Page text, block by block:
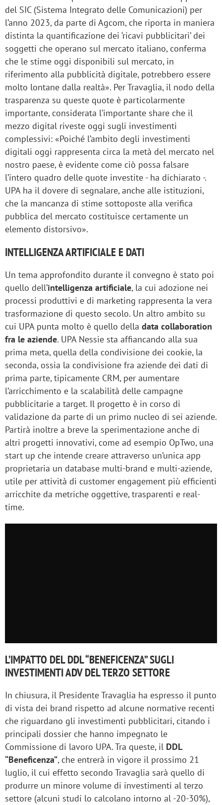
del SIC (Sistema Integrato delle Comunicazioni) per
l’anno 2023, da parte di Agcom, che riporta in maniera
distinta la quantificazione dei ‘ricavi pubblicitari’ dei
soggetti che operano sul mercato italiano, conferma
che le stime oggi disponibili sul mercato, in
riferimento alla pubblicità digitale, potrebbero essere
molto lontane dalla realtà». Per Travaglia, il nodo della
trasparenza su queste quote è particolarmente
importante, considerata l’importante share che il
mezzo digital riveste oggi sugli investimenti
complessivi: «Poiché l’ambito degli investimenti
digitali oggi rappresenta circa la metà del mercato nel
nostro paese, è evidente come ciò possa falsare
l’intero quadro delle quote investite - ha dichiarato -.
UPA ha il dovere di segnalare, anche alle istituzioni,
che la mancanza di stime sottoposte alla verifica
pubblica del mercato costituisce certamente un
elemento distorsivo».
INTELLIGENZA ARTIFICIALE E DATI
Un tema approfondito durante il convegno è stato poi
quello dell’intelligenza artificiale, la cui adozione nei
processi produttivi e di marketing rappresenta la vera
trasformazione di questo secolo. Un altro ambito su
cui UPA punta molto è quello della data collaboration
fra le aziende. UPA Nessie sta affiancando alla sua
prima meta, quella della condivisione dei cookie, la
seconda, ossia la condivisione fra aziende dei dati di
prima parte, tipicamente CRM, per aumentare
l’arricchimento e la scalabilità delle campagne
pubblicitarie a target. Il progetto è in corso di
validazione da parte di un primo nucleo di sei aziende.
Partirà inoltre a breve la sperimentazione anche di
altri progetti innovativi, come ad esempio OpTwo, una
start up che intende creare attraverso un’unica app
proprietaria un database multi-brand e multi-aziende,
utile per attività di customer engagement più efficienti
arricchite da metriche oggettive, trasparenti e real-
time.
L’IMPATTO DEL DDL “BENEFICENZA” SUGLI
INVESTIMENTI ADV DEL TERZO SETTORE
In chiusura, il Presidente Travaglia ha espresso il punto
di vista dei brand rispetto ad alcune normative recenti
che riguardano gli investimenti pubblicitari, citando i
principali dossier che hanno impegnato le
Commissione di lavoro UPA. Tra queste, il DDL
“Beneficenza”, che entrerà in vigore il prossimo 21
luglio, il cui effetto secondo Travaglia sarà quello di
produrre un minore volume di investimenti al terzo
settore (alcuni studi lo calcolano intorno al -20-30%),